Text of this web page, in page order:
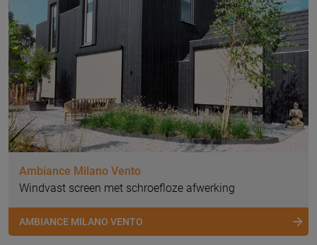
Ambiance Milano Vento
Windvast screen met schroefloze afwerking
AMBIANCE MILANO VENTO